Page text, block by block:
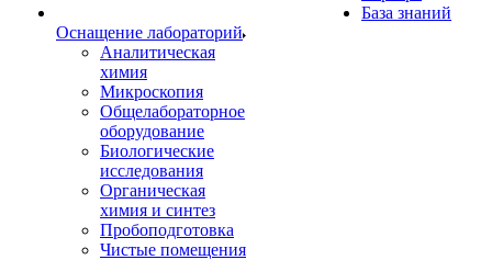
Оснащение лабораторий
Аналитическая
химия
Микроскопия
Общелабораторное
оборудование
Биологические
исследования
Органическая
химия и синтез
Пробоподготовка
Чистые помещения
База знаний